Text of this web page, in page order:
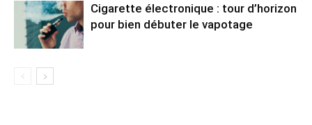
Cigarette électronique : tour d’horizon
pour bien débuter le vapotage